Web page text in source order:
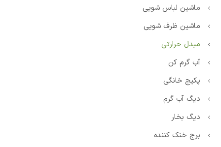
ماشین لباس شویی
ماشین ظرف شویی
مبدل حرارتی
آب گرم کن
پکیج خانگی
دیگ آب گرم
دیگ بخار
برج خنک کننده